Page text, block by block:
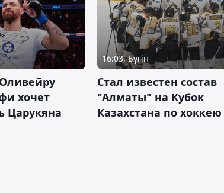
хочет
Царукяна
16:03, Бүгін
Стал известен состав
"Алматы" на Кубок
Казахстана по хоккею